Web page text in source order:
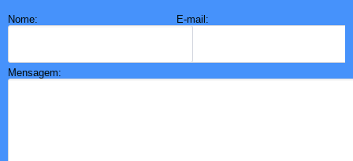
Nome: E-mail:
Mensagem: